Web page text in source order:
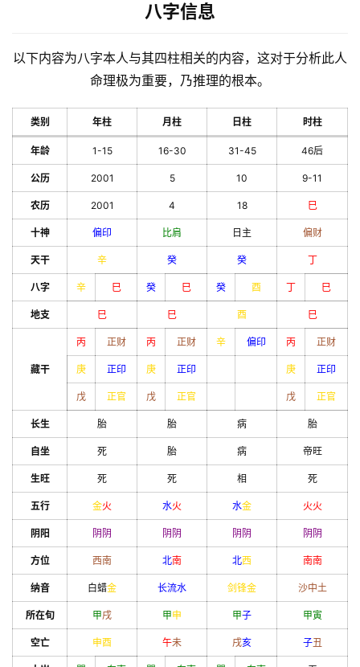
八字信息
以下内容为八字本人与其四柱相关的内容，这对于分析此人
命理极为重要，乃推理的根本。
类别 年柱 月柱 日柱 时柱
年龄 1-15 16-30 31-45 46后
公历 2001 5 10 9-11
农历 2001 4 18 巳
十神 偏印 比肩 日主 偏财
天干 辛 癸 癸 丁
八字 辛 巳 癸 巳 癸 酉 丁 巳
地支 巳 巳 酉 巳
藏干
丙 正财 丙 正财 辛 偏印 丙 正财
庚 正印 庚 正印 庚 正印
戊 正官 戊 正官 戊 正官
长生 胎 胎 病 胎
自坐 死 胎 病 帝旺
生旺 死 死 相 死
五行 金火 水火 水金 火火
阴阳 阴 阴 阴 阴 阴 阴 阴 阴
方位 西南 北南 北西 南南
纳音 白蜡金 长流水 剑锋金 沙中土
所在旬 甲戌 甲申 甲子 甲寅
空亡 申酉 午未 戌亥 子丑